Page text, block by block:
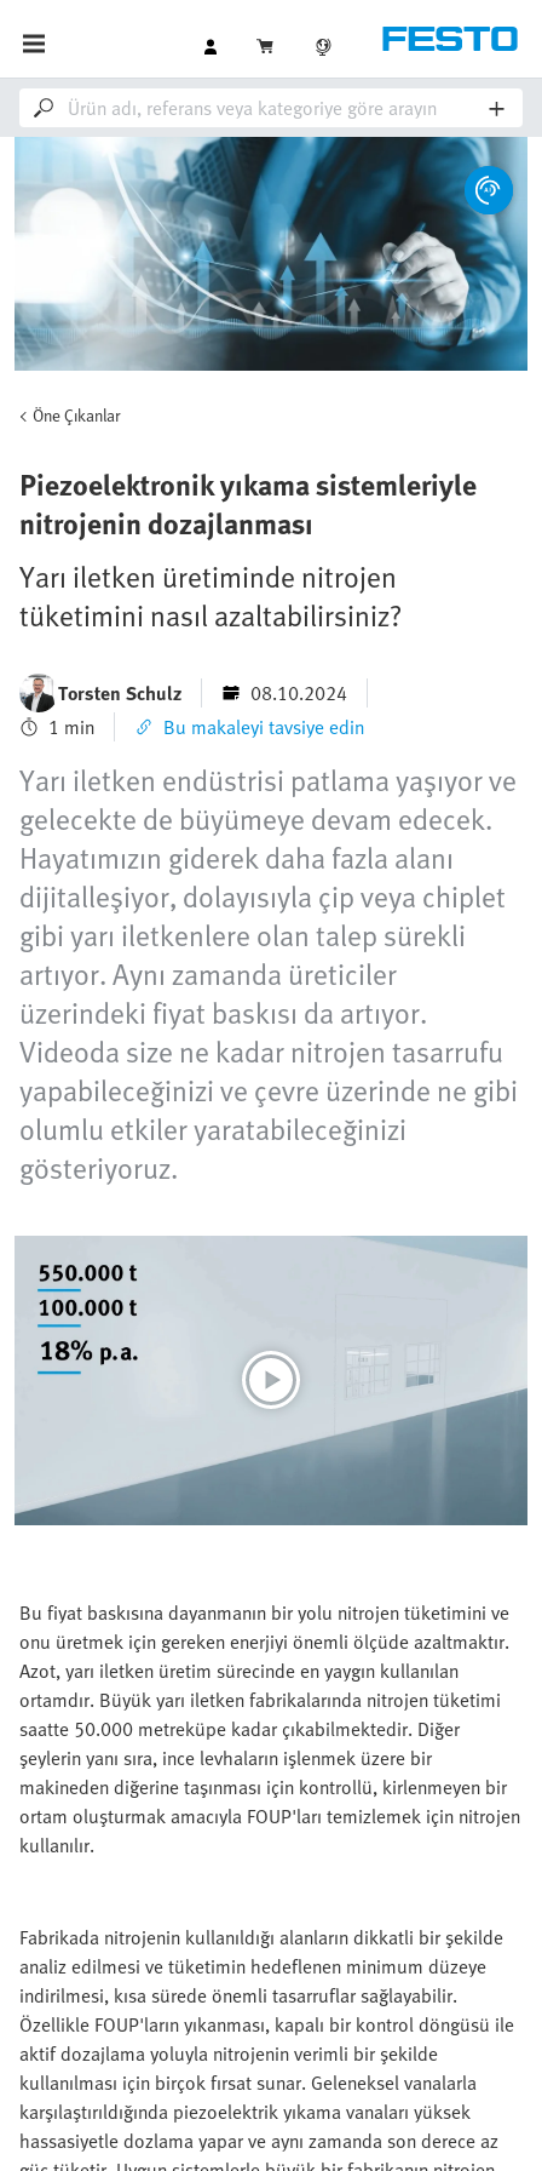
Öne Çıkanlar
Piezoelektronik yıkama sistemleriyle
nitrojenin dozajlanması
Yarı iletken üretiminde nitrojen
tüketimini nasıl azaltabilirsiniz?
Torsten Schulz
08.10.2024
1 min
Bu makaleyi tavsiye edin
Yarı iletken endüstrisi patlama yaşıyor ve
gelecekte de büyümeye devam edecek.
Hayatımızın giderek daha fazla alanı
dijitalleşiyor, dolayısıyla çip veya chiplet
gibi yarı iletkenlere olan talep sürekli
artıyor. Aynı zamanda üreticiler
üzerindeki fiyat baskısı da artıyor.
Videoda size ne kadar nitrojen tasarrufu
yapabileceğinizi ve çevre üzerinde ne gibi
olumlu etkiler yaratabileceğinizi
gösteriyoruz.
Bu fiyat baskısına dayanmanın bir yolu nitrojen tüketimini ve
onu üretmek için gereken enerjiyi önemli ölçüde azaltmaktır.
Azot, yarı iletken üretim sürecinde en yaygın kullanılan
ortamdır. Büyük yarı iletken fabrikalarında nitrojen tüketimi
saatte 50.000 metreküpe kadar çıkabilmektedir. Diğer
şeylerin yanı sıra, ince levhaların işlenmek üzere bir
makineden diğerine taşınması için kontrollü, kirlenmeyen bir
ortam oluşturmak amacıyla FOUP'ları temizlemek için nitrojen
kullanılır.
Fabrikada nitrojenin kullanıldığı alanların dikkatli bir şekilde
analiz edilmesi ve tüketimin hedeflenen minimum düzeye
indirilmesi, kısa sürede önemli tasarruflar sağlayabilir.
Özellikle FOUP'ların yıkanması, kapalı bir kontrol döngüsü ile
aktif dozajlama yoluyla nitrojenin verimli bir şekilde
kullanılması için birçok fırsat sunar. Geleneksel vanalarla
karşılaştırıldığında piezoelektrik yıkama vanaları yüksek
hassasiyetle dozlama yapar ve aynı zamanda son derece az